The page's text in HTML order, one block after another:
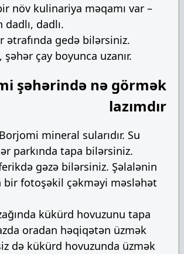
növ kulinariya məqamı var –
dadlı.
ətrafında gedə bilərsiniz.
çay boyunca uzanır.
şəhərində nə görmək
lazımdır
mineral sularıdır. Su
parkında tapa bilərsiniz.
gəzə bilərsiniz. Şəlalənin
bir fotoşəkil çəkməyi məsləhət
kükürd hovuzunu tapa
oradan həqiqətən üzmək
də kükürd hovuzunda üzmək